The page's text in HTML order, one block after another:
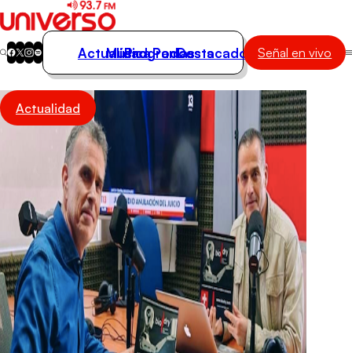
Actualidad
Música
Programas
Podcasts
Destacados
Actualidad
Música
Programas
Podcasts
Destacados Señal en vivo
Actualidad